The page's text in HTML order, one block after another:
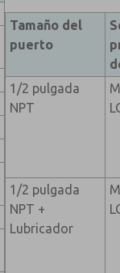
Tamaño del
puerto
1/2 pulgada
NPT
1/2 pulgada
NPT +
Lubricador